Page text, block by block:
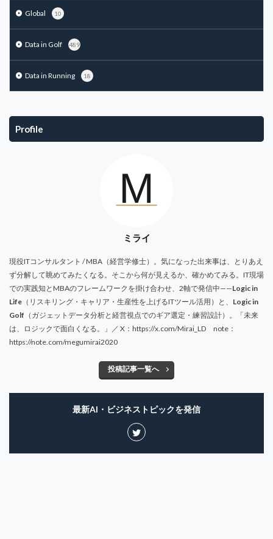
Global 10
Data in Golf 489
Data in Running 18
Profile
ミライ
現役ITコンサルタント / MBA（経営学修士）。気になった出来事は、とりあえ
ず分解して眺めてみたくなる。そこから何が見えるか、確かめてみる。IT現場
での実践知とMBAのフレームワークを掛け合わせ、2軸で発信中——Logic in
Life （リスキリング・キャリア・生産性を上げるITツール活用）と、 Logic in
Golf （ガジェットデータ分析と経営視点でのギア選定・練習設計）。「未来
は、ロジックで面白くなる。」／ X：https://x.com/Mirai_LD note：
https://note.com/megumirai2020
投稿記事一覧へ
最新AI・ビジネストピックを発信